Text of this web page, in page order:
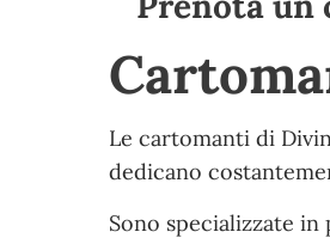
Le cartomanti di
dedicano
Sono specializzate